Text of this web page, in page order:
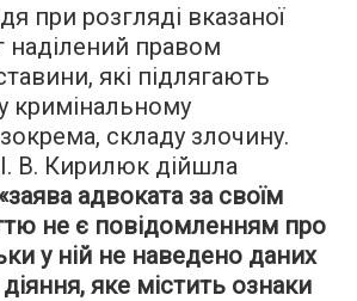
при розгляді вказаної
наділений правом
які підлягають
кримінальному
складу злочину.
В. Кирилюк дійшла
«заява адвоката за своїм
не є повідомленням про
у ній не наведено даних
яке містить ознаки